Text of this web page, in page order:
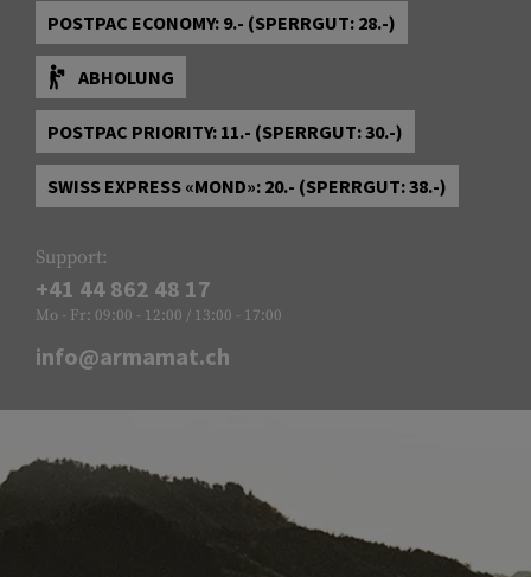
POSTPAC ECONOMY: 9.- (SPERRGUT: 28.-)
ABHOLUNG
POSTPAC PRIORITY: 11.- (SPERRGUT: 30.-)
SWISS EXPRESS «MOND»: 20.- (SPERRGUT: 38.-)
Support:
+41 44 862 48 17
Mo - Fr: 09:00 - 12:00 / 13:00 - 17:00
info@armamat.ch